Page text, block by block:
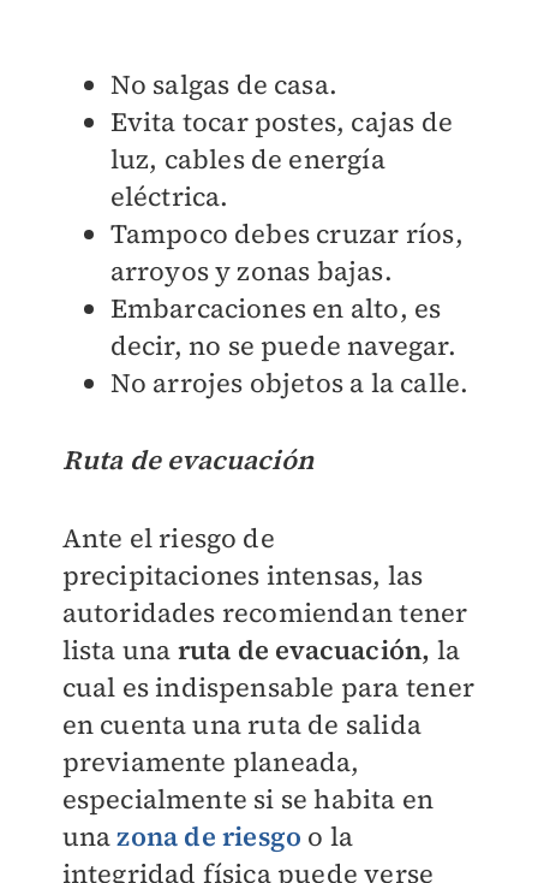
No salgas de casa.
Evita tocar postes, cajas de
luz, cables de energía
eléctrica.
Tampoco debes cruzar ríos,
arroyos y zonas bajas.
Embarcaciones en alto, es
decir, no se puede navegar.
No arrojes objetos a la calle.
Ruta de evacuación
Ante el riesgo de
precipitaciones intensas, las
autoridades recomiendan tener
lista una ruta de evacuación, la
cual es indispensable para tener
en cuenta una ruta de salida
previamente planeada,
especialmente si se habita en
unazona de riesgo o la
integridad física puede verse